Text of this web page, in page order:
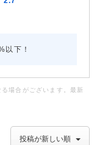
以下！
場合がございます。最新